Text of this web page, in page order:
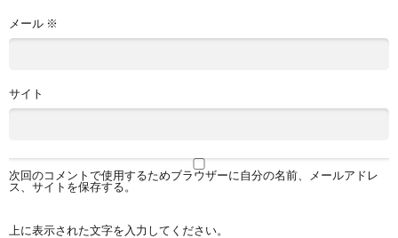
メール ※
サイト
次回のコメントで使用するためブラウザーに自分の名前、メールアドレ
ス、サイトを保存する。
上に表示された文字を入力してください。